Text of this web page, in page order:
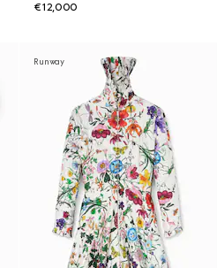
€12,000
Runway